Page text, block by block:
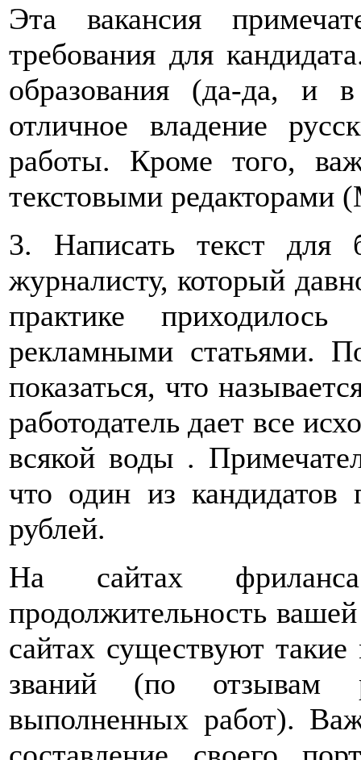
Эта вакансия
требования для
образования (да-да, и
отличное владение
работы. Кроме того,
текстовыми редакторами
3. Написать текст для
журналисту, который
практике
рекламными статьями.
показаться, что
работодатель дает все
всякой воды .
что один из кандидатов
рублей.
На сайтах
продолжительность
сайтах существуют
званий (по отзывам
выполненных работ).